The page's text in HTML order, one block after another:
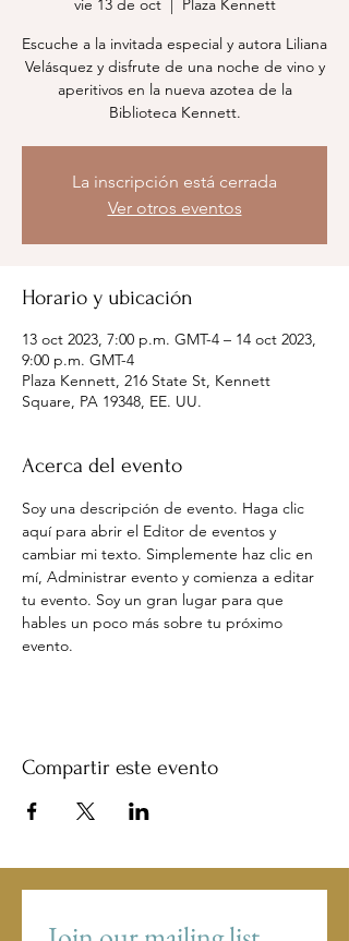
vie 13 de oct
  |
Plaza Kennett
Escuche a la invitada especial y autora Liliana
Velásquez y disfrute de una noche de vino y
aperitivos en la nueva azotea de la
Biblioteca Kennett.
La inscripción está cerrada
Ver otros eventos
Horario y ubicación
13 oct 2023, 7:00 p.m. GMT-4 – 14 oct 2023,
9:00 p.m. GMT-4
Plaza Kennett, 216 State St, Kennett
Square, PA 19348, EE. UU.
Acerca del evento
Soy una descripción de evento. Haga clic
aquí para abrir el Editor de eventos y
cambiar mi texto. Simplemente haz clic en
mí, Administrar evento y comienza a editar
tu evento. Soy un gran lugar para que
hables un poco más sobre tu próximo
evento.
Compartir este evento